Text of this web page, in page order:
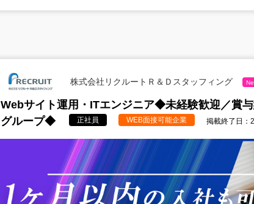
株式会社リクルートＲ＆Ｄスタッフィング
Webサイト運用・ITエンジニア◆未経験歓迎／賞
グループ◆
正社員 WEB面接可能企業 掲載終了日：